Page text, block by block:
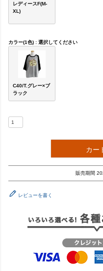
レディースF(M-
XL)
カラー(1色) 選択してください
C40/T.グレー×ブ
ラック
カー
販売期間
レビューを書く